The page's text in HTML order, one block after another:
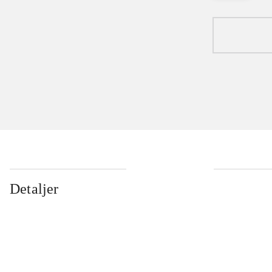
Detaljer